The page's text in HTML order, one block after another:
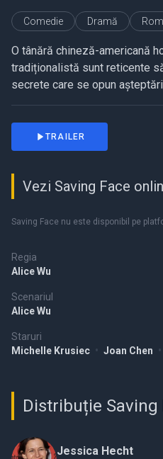
Comedie Dramă
O tânără chineză-americană
tradiționalistă sunt reticente
secrete care se opun
Regia
Alice Wu
Scenariul
Alice Wu
Staruri
Michelle Krusiec • Joan Chen •
TRAILER
Vezi Saving Face
Saving Face nu este disponibil pe
Distribuție Saving
Jessica Hecht